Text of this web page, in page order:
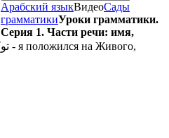
Арабский языкВидеоСады
грамматикиУроки грамматики.
Серия 1. Части речи: имя,